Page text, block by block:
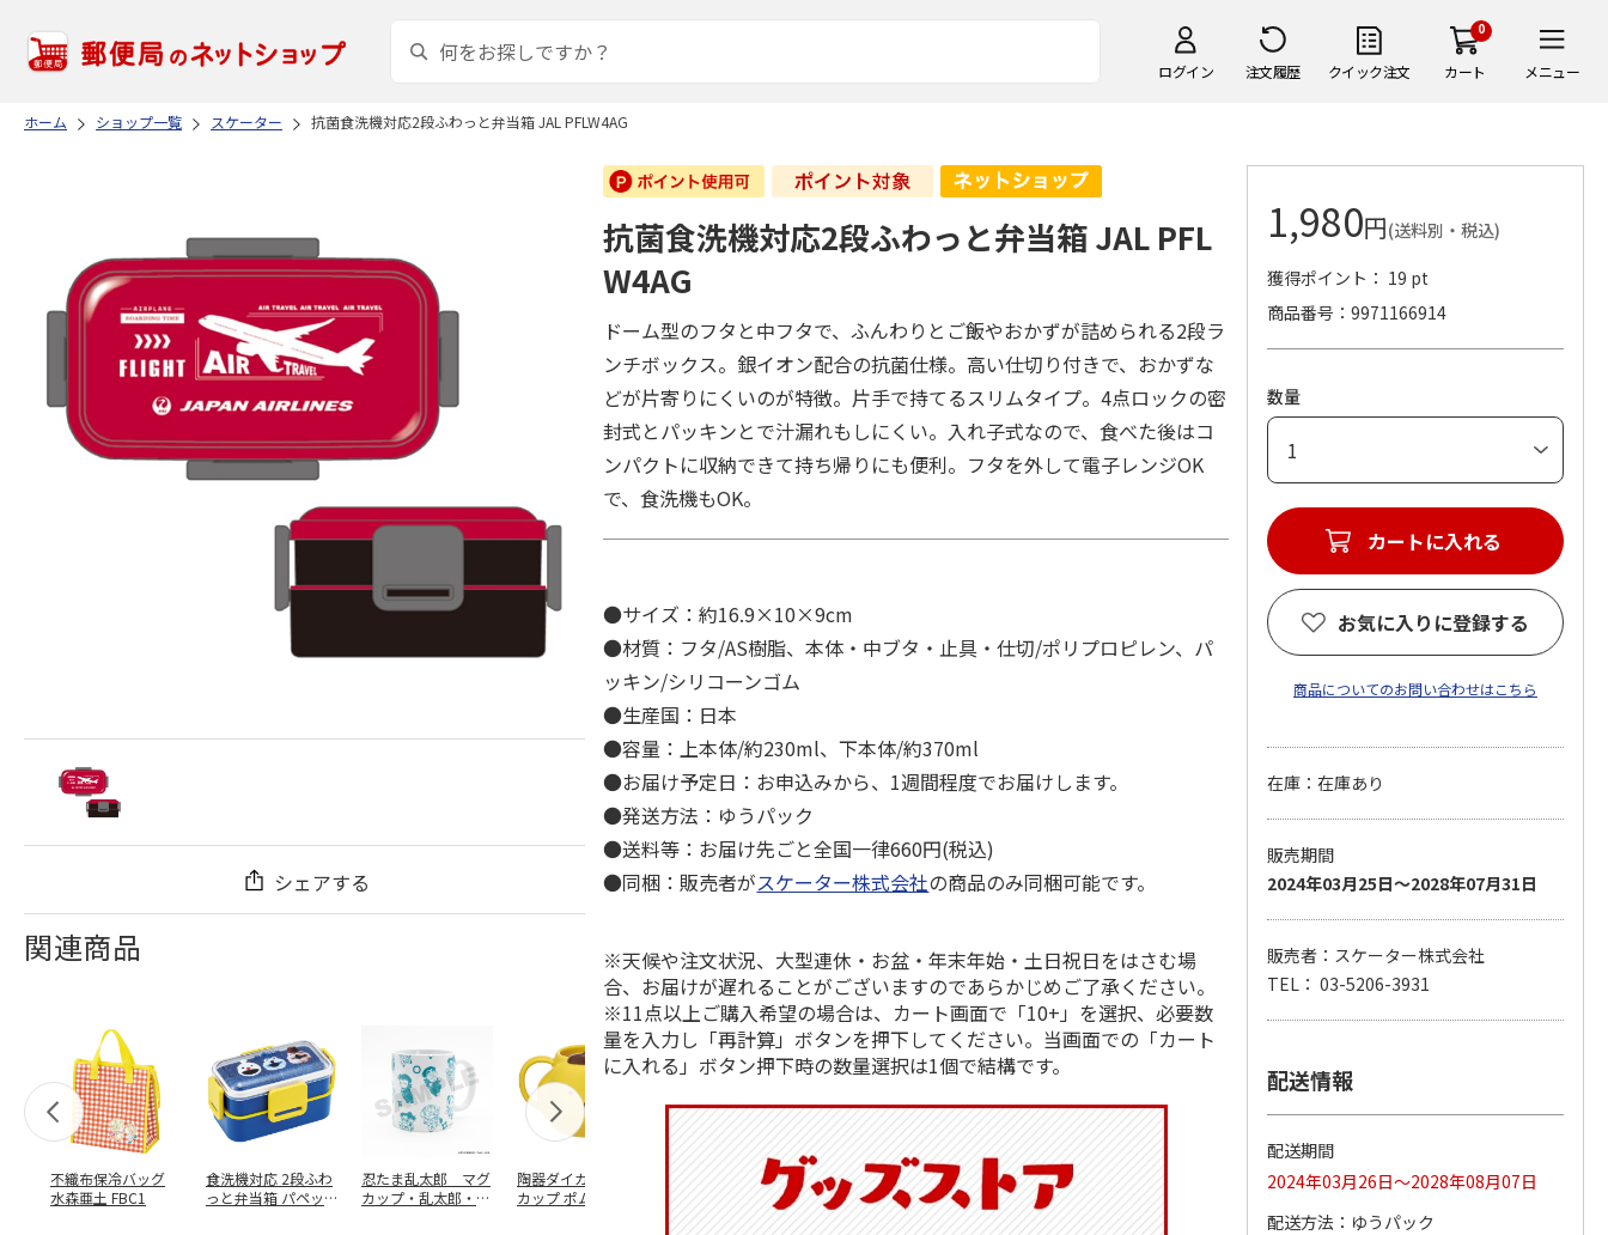
ログイン 注文履歴 クイック注文
0
カート メニュー
ホーム ショップ一覧 スケーター 抗菌食洗機対応2段ふわっと弁当箱 JAL PFLW4AG
シェアする
関連商品
不織布保冷バッグ
水森亜土 FBC1
食洗機対応 2段ふわ
っと弁当箱 パペッ
忍たま乱太郎 マグ
カップ・乱太郎・き
陶器ダイカットマグ
カップ ポムポムプ
抗菌食洗機対応 ふ
わっと弁当箱 530ml
水森亜土 PF
ふわっとフタタイト
ランチボックス角型
パペットスンスン
マスコット入りドリ
ンクボトル ハロー
キティ PSPR5MC
キティ KCOB2
マスコット付箸・箸
支箸 ポムポムプ…
八角形ステンレスマ
抗菌食洗機対応2段ふわっと弁当箱 JAL PFL
W4AG
ドーム型のフタと中フタで、ふんわりとご飯やおかずが詰められる2段ラ
ンチボックス。銀イオン配合の抗菌仕様。高い仕切り付きで、おかずな
どが片寄りにくいのが特徴。片手で持てるスリムタイプ。4点ロックの密
封式とパッキンとで汁漏れもしにくい。入れ子式なので、食べた後はコ
ンパクトに収納できて持ち帰りにも便利。フタを外して電子レンジOK
で、食洗機もOK。
●サイズ：約16.9×10×9cm
●材質：フタ/AS樹脂、本体・中ブタ・止具・仕切/ポリプロピレン、パ
ッキン/シリコーンゴム
●生産国：日本
●容量：上本体/約230ml、下本体/約370ml
●お届け予定日：お申込みから、1週間程度でお届けします。
●発送方法：ゆうパック
●送料等：お届け先ごと全国一律660円(税込)
●同梱：販売者がスケーター株式会社の商品のみ同梱可能です。
※天候や注文状況、大型連休・お盆・年末年始・土日祝日をはさむ場
合、お届けが遅れることがございますのであらかじめご了承ください。
※11点以上ご購入希望の場合は、カート画面で「10+」を選択、必要数
量を入力し「再計算」ボタンを押下してください。当画面での「カート
に入れる」ボタン押下時の数量選択は1個で結構です。
1,980円(送料別・税込)
獲得ポイント： 19 pt
商品番号
9971166914
数量
カートに入れる
お気に入りに登録する
商品についてのお問い合わせはこちら
在庫：在庫あり
販売期間
2024年03月25日～2028年07月31日
販売者：スケーター株式会社
TEL： 03-5206-3931
配送情報
配送期間
2024年03月26日～2028年08月07日
配送方法
ゆうパック